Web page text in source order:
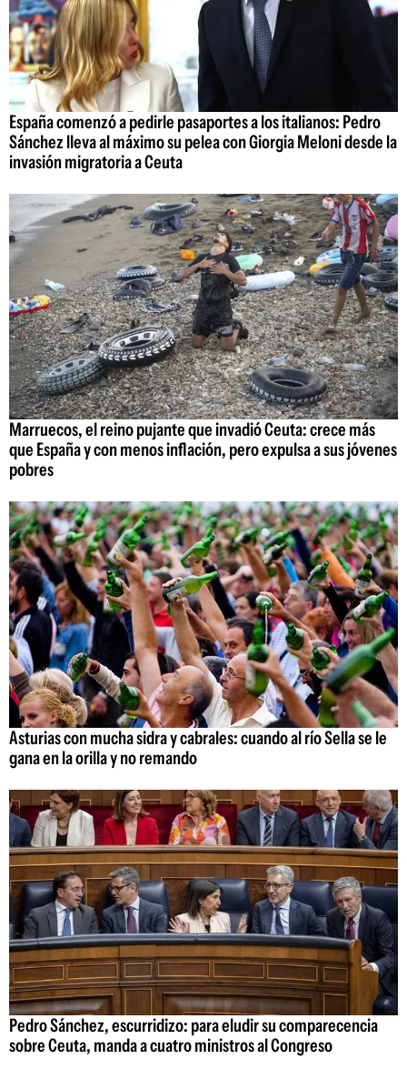
España comenzó a pedirle pasaportes a los italianos: Pedro
Sánchez lleva al máximo su pelea con Giorgia Meloni desde la
invasión migratoria a Ceuta
Marruecos, el reino pujante que invadió Ceuta: crece más
que España y con menos inflación, pero expulsa a sus jóvenes
pobres
Asturias con mucha sidra y cabrales: cuando al río Sella se le
gana en la orilla y no remando
Pedro Sánchez, escurridizo: para eludir su comparecencia
sobre Ceuta, manda a cuatro ministros al Congreso